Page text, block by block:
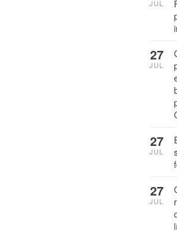
JUL
27
JUL
27
JUL
27
JUL